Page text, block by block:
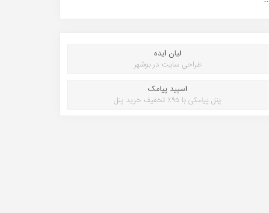
لیان ایده
طراحی سایت در بوشهر
اسپید پیامک
پنل پیامکی با ۹۵٪ تخفیف خرید پنل